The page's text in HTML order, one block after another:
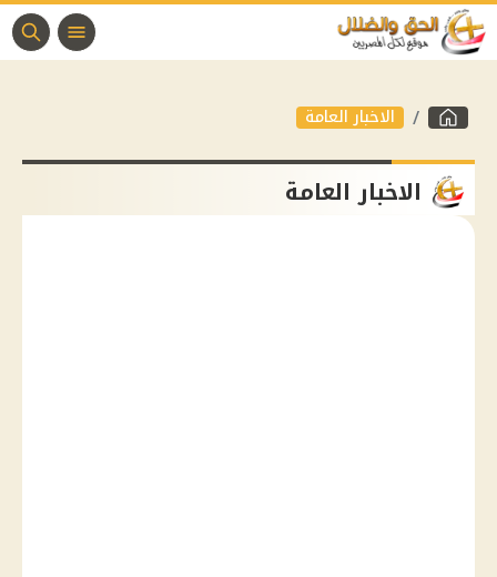
الاخبار العامة
الاخبار العامة